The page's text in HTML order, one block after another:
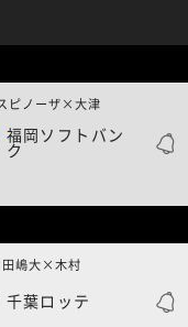
福岡ソフトバン
ク
ノーザ×大津
千葉ロッテ
嶋大×木村